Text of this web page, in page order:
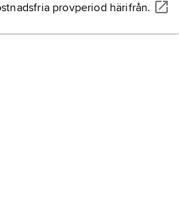
provperiod härifrån.